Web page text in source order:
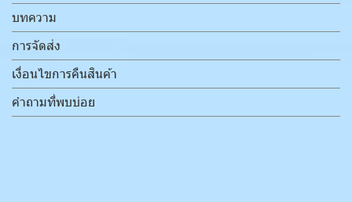
บทความ
การจัดส่ง
เงื่อนไขการคืนสินค้า
คำถามที่พบบ่อย